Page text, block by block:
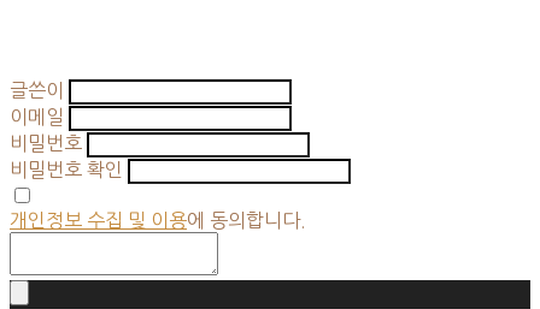
글쓴이
이메일
비밀번호
비밀번호 확인
개인정보 수집 및 이용에 동의합니다.